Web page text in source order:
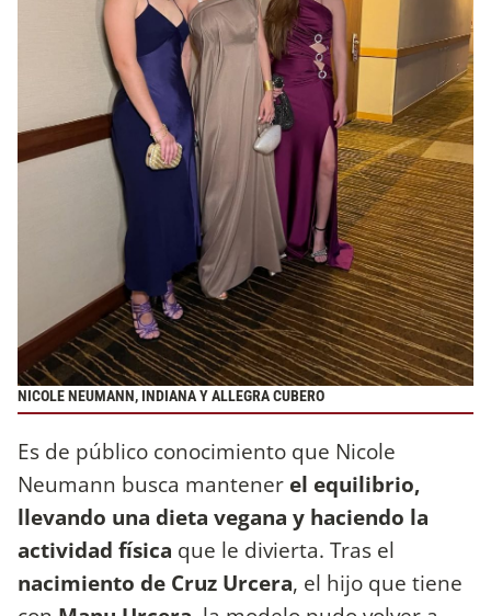
NICOLE NEUMANN, INDIANA Y ALLEGRA CUBERO
Es de público conocimiento que Nicole
Neumann busca mantener el equilibrio,
llevando una dieta vegana y haciendo la
actividad física que le divierta. Tras el
nacimiento de Cruz Urcera, el hijo que tiene